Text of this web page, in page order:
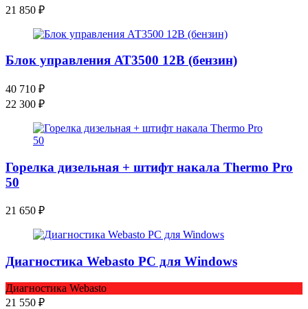
21 850 ₽
Блок управления АТ3500 12В (бензин)
40 710 ₽
22 300 ₽
Горелка дизельная + штифт накала Thermo Pro
50
21 650 ₽
Диагностика Webasto PC для Windows
Диагностика Webasto
21 550 ₽